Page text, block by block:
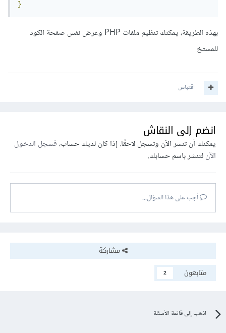
}
بهذه الطريقة، يمكنك تنظيم ملفات PHP وعرض نفس صفحة الكود
للمستخ
اقتباس
انضم إلى النقاش
يمكنك أن تنشر الآن وتسجل لاحقًا. إذا كان لديك حساب،فسجل الدخول
الآنلتنشر باسم حسابك.
أجب على هذا السؤال...
مشاركة
متابعون
2
اذهب إلى قائمة الأسئلة